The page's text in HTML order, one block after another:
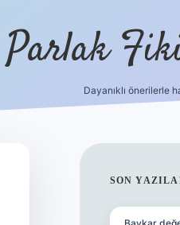
Parlak
Dayanıklı önerilerle
SON